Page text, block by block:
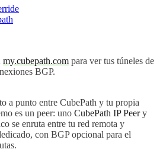
my.cubepath.com para ver tus túneles de
BGP.
a punto entre CubePath y tu propia
es un peer: uno CubePath IP Peery
se enruta entre tu red remota y
con BGP opcional para el